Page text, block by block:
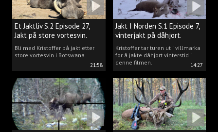
21:58
Et Jaktliv S.2 Episode 27,
Jakt på store vortesvin.
Bli med Kristoffer på jakt etter
store vortesvin i Botswana.
14:27
Jakt I Norden S.1 Episode 7,
vinterjakt på dåhjort.
Kristoffer tar turen ut i villmarka
for å jakte dåhjort vinterstid i
denne filmen.